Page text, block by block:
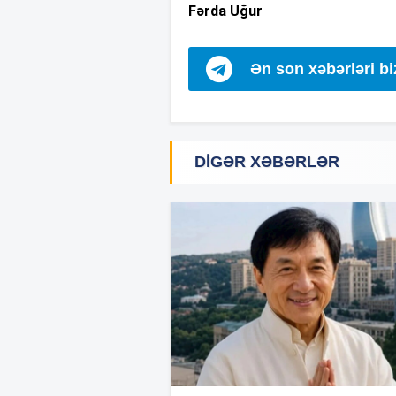
Fərda Uğur
Ən son xəbərləri
DIGƏR XƏBƏRLƏR